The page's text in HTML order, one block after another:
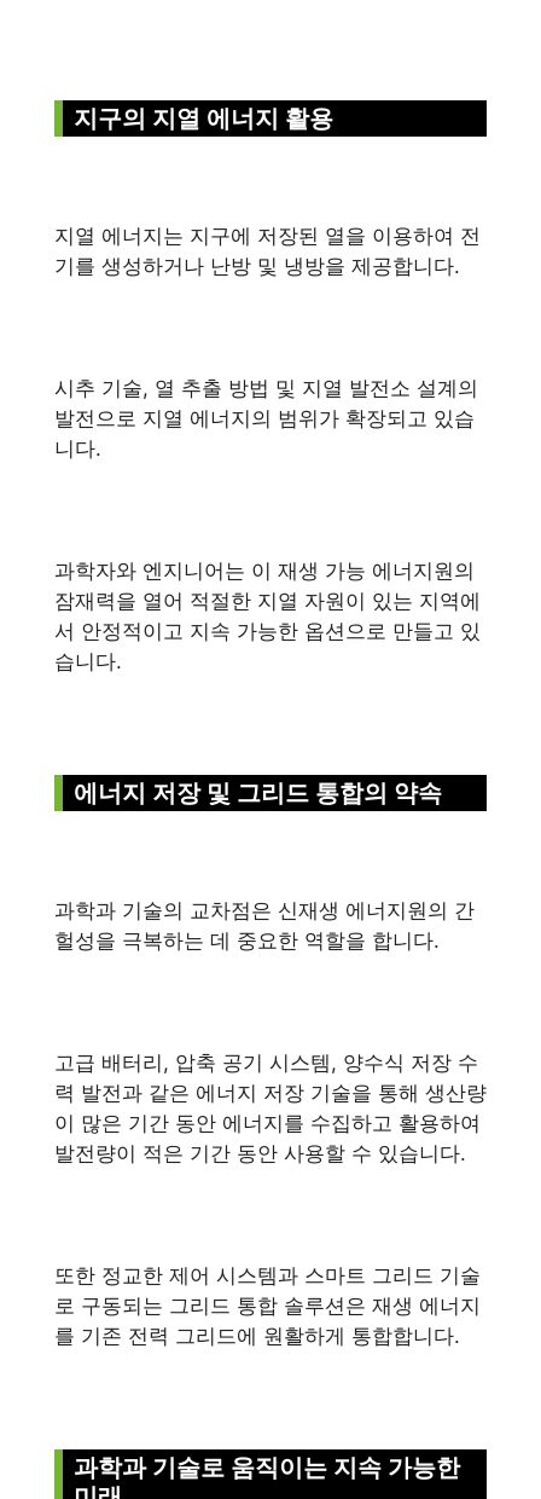
지구의 지열 에너지 활용
지열 에너지는 지구에 저장된 열을 이용하여 전
기를 생성하거나 난방 및 냉방을 제공합니다.
시추 기술, 열 추출 방법 및 지열 발전소 설계의
발전으로 지열 에너지의 범위가 확장되고 있습
니다.
과학자와 엔지니어는 이 재생 가능 에너지원의
잠재력을 열어 적절한 지열 자원이 있는 지역에
서 안정적이고 지속 가능한 옵션으로 만들고 있
습니다.
에너지 저장 및 그리드 통합의 약속
과학과 기술의 교차점은 신재생 에너지원의 간
헐성을 극복하는 데 중요한 역할을 합니다.
고급 배터리, 압축 공기 시스템, 양수식 저장 수
력 발전과 같은 에너지 저장 기술을 통해 생산량
이 많은 기간 동안 에너지를 수집하고 활용하여
발전량이 적은 기간 동안 사용할 수 있습니다.
또한 정교한 제어 시스템과 스마트 그리드 기술
로 구동되는 그리드 통합 솔루션은 재생 에너지
를 기존 전력 그리드에 원활하게 통합합니다.
과학과 기술로 움직이는 지속 가능한